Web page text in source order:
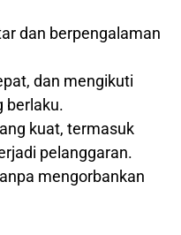
dan berpengalaman
dan mengikuti
berlaku.
kuat, termasuk
pelanggaran.
mengorbankan